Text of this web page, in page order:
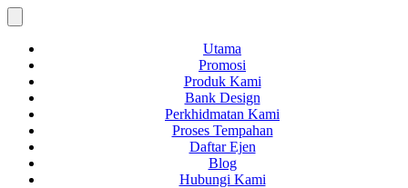
Utama
Promosi
Produk Kami
Bank Design
Perkhidmatan Kami
Proses Tempahan
Daftar Ejen
Blog
Hubungi Kami